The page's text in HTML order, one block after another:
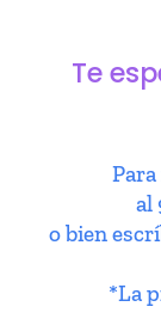
Te
al
o bien
*La